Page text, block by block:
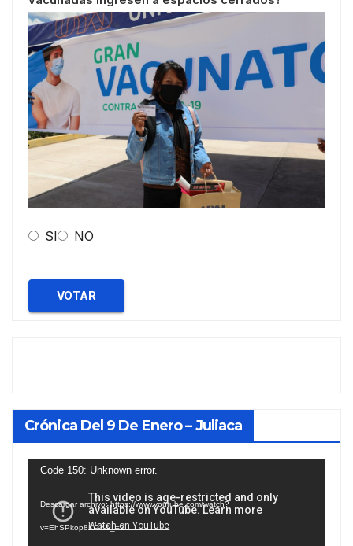
SI NO
VOTAR
Crónica Del 9 De Enero – Juliaca
Reproductor
vídeo
Code 150: Unknown error.
Descargar archivo: https://www.youtube.com/watch?
v=EhSPkop8KPY&_=2